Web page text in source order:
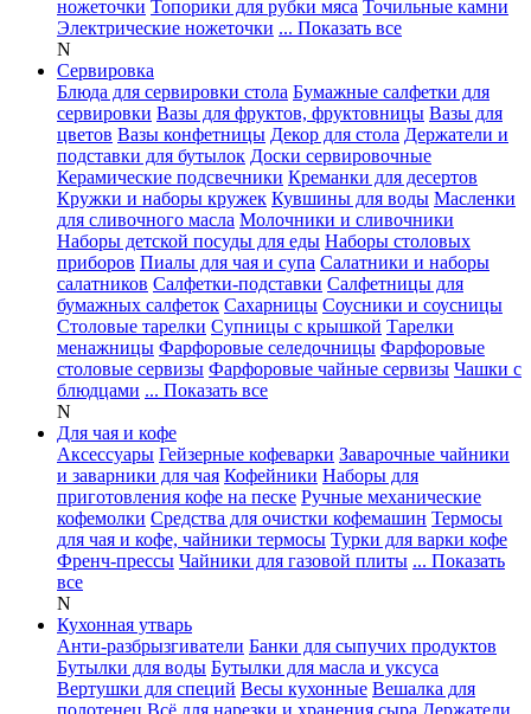
ножеточки Топорики для рубки мяса Точильные камни
Электрические ножеточки ... Показать все
N
Сервировка
Блюда для сервировки стола Бумажные салфетки для
сервировки Вазы для фруктов, фруктовницы Вазы для
цветов Вазы конфетницы Декор для стола Держатели и
подставки для бутылок Доски сервировочные
Керамические подсвечники Креманки для десертов
Кружки и наборы кружек Кувшины для воды Масленки
для сливочного масла Молочники и сливочники
Наборы детской посуды для еды Наборы столовых
приборов Пиалы для чая и супа Салатники и наборы
салатников Салфетки-подставки Салфетницы для
бумажных салфеток Сахарницы Соусники и соусницы
Столовые тарелки Супницы с крышкой Тарелки
менажницы Фарфоровые селедочницы Фарфоровые
столовые сервизы Фарфоровые чайные сервизы Чашки с
блюдцами ... Показать все
N
Для чая и кофе
Аксессуары Гейзерные кофеварки Заварочные чайники
и заварники для чая Кофейники Наборы для
приготовления кофе на песке Ручные механические
кофемолки Средства для очистки кофемашин Термосы
для чая и кофе, чайники термосы Турки для варки кофе
Френч-прессы Чайники для газовой плиты ... Показать
все
N
Кухонная утварь
Анти-разбрызгиватели Банки для сыпучих продуктов
Бутылки для воды Бутылки для масла и уксуса
Вертушки для специй Весы кухонные Вешалка для
полотенец Всё для нарезки и хранения сыра Держатели